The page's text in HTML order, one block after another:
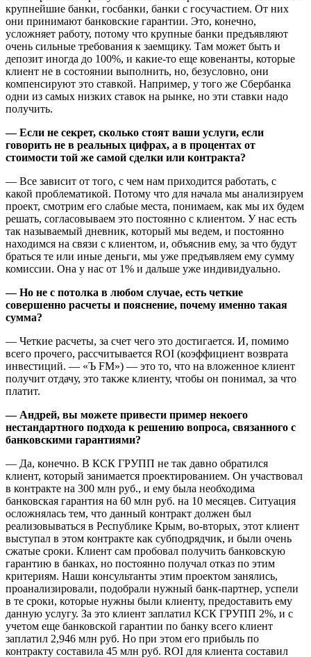
крупнейшие банки, госбанки, банки с госучастием. От них
они принимают банковские гарантии. Это, конечно,
усложняет работу, потому что крупные банки предъявляют
очень сильные требования к заемщику. Там может быть и
депозит иногда до 100%, и какие-то еще ковенанты, которые
клиент не в состоянии выполнить, но, безусловно, они
компенсируют это ставкой. Например, у того же Сбербанка
одни из самых низких ставок на рынке, но эти ставки надо
получить.
— Если не секрет, сколько стоят ваши услуги, если
говорить не в реальных цифрах, а в процентах от
стоимости той же самой сделки или контракта?
— Все зависит от того, с чем нам приходится работать, с
какой проблематикой. Потому что для начала мы анализируем
проект, смотрим его слабые места, понимаем, как мы их будем
решать, согласовываем это постоянно с клиентом. У нас есть
так называемый дневник, который мы ведем, и постоянно
находимся на связи с клиентом, и, объяснив ему, за что будут
браться те или иные деньги, мы уже предъявляем ему сумму
комиссии. Она у нас от 1% и дальше уже индивидуально.
— Но не с потолка в любом случае, есть четкие
совершенно расчеты и пояснение, почему именно такая
сумма?
— Четкие расчеты, за счет чего это достигается. И, помимо
всего прочего, рассчитывается ROI (коэффициент возврата
инвестиций. — «Ъ FM») — это то, что на вложенное клиент
получит отдачу, это также клиенту, чтобы он понимал, за что
платит.
— Андрей, вы можете привести пример некоего
нестандартного подхода к решению вопроса, связанного с
банковскими гарантиями?
— Да, конечно. В КСК ГРУПП не так давно обратился
клиент, который занимается проектированием. Он участвовал
в контракте на 300 млн руб., и ему была необходима
банковская гарантия на 60 млн руб. на 10 месяцев. Ситуация
осложнялась тем, что данный контракт должен был
реализовываться в Республике Крым, во-вторых, этот клиент
выступал в этом контракте как субподрядчик, и были очень
сжатые сроки. Клиент сам пробовал получить банковскую
гарантию в банках, но постоянно получал отказ по этим
критериям. Наши консультанты этим проектом занялись,
проанализировали, подобрали нужный банк-партнер, успели
в те сроки, которые нужны были клиенту, предоставить ему
данную услугу. За это клиент заплатил КСК ГРУПП 2%, и с
учетом еще банковской гарантии по банку всего клиент
заплатил 2,946 млн руб. Но при этом его прибыль по
контракту составила 45 млн руб. ROI для клиента составил